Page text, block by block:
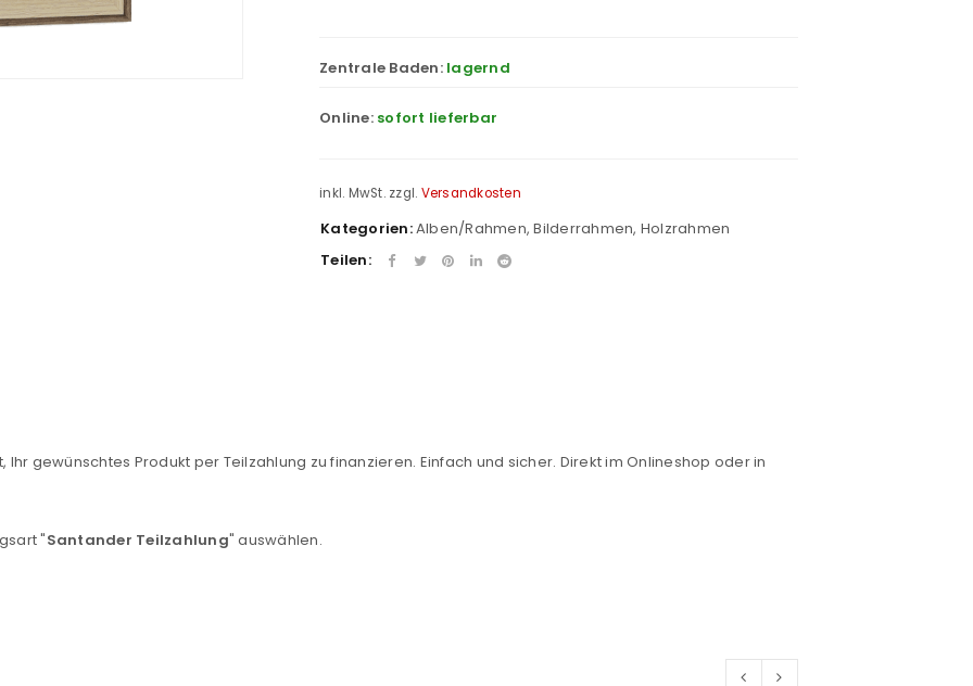
REGISTRIEREN
Zentrale Baden: lagernd
Online: sofort lieferbar
inkl. MwSt. zzgl. Versandkosten
Kategorien:Alben/Rahmen,Bilderrahmen, Holzrahmen
Teilen:
gewünschtes Produkt per Teilzahlung zu finanzieren. Einfach und sicher. Direkt im Onlineshop oder in
"Santander Teilzahlung" auswählen.